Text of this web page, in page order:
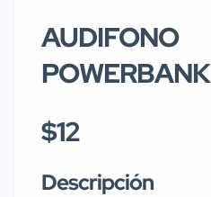
AUDIFONO
POWERBANK
$12
Descripción